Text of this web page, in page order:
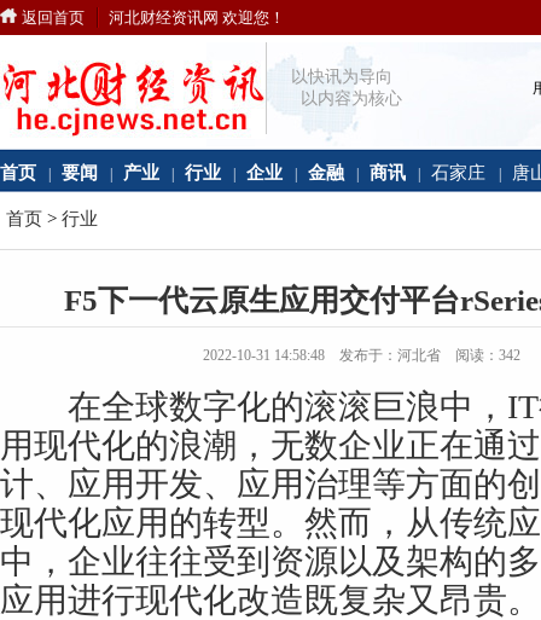
返回首页 河北财经资讯网 欢迎您！
以快讯为导向
以内容为核心
首页 要闻 产业 行业 企业 金融 商讯 石家庄 唐
首页 > 行业
F5下一代云原生应用交付平台
2022-10-31 14:58:48 发布于：河北省 阅读：342
在全球数字化的滚滚巨浪中，IT
用现代化的浪潮，无数企业正在通
计、应用开发、应用治理等方面的
现代化应用的转型。然而，从传统
中，企业往往受到资源以及架构的
应用进行现代化改造既复杂又昂贵。